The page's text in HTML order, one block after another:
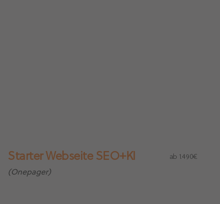
Starter Webseite SEO+KI ab 1.490€
(Onepager)